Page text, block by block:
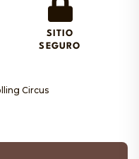
SITIO
SEGURO
Circus